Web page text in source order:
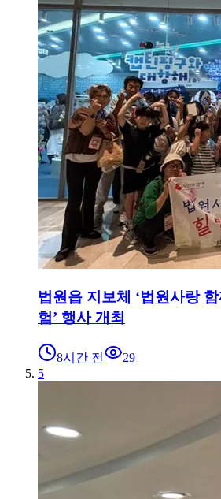
법원읍 지보체 ‘법원사랑
험’ 행사 개최
8시간 전
29
5